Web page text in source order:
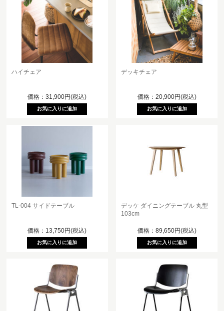
ハイチェア
価格：31,900円(税込)
デッキチェア
価格：20,900円(税込)
TL-004 サイドテーブル
価格：13,750円(税込)
デッケ ダイニングテーブル 丸型
103cm
価格：89,650円(税込)